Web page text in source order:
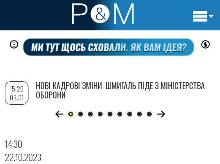
Перейти
до
вмісту
14:30
22.10.2023
15:20
03.01
НОВІ КАДРОВІ ЗМІНИ: ШМИГАЛЬ ПІДЕ З МІНІСТЕРСТВА
ОБОРОНИ